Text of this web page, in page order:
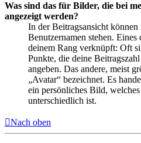
Was sind das für Bilder, die bei
angezeigt werden?
In der Beitragsansicht
Benutzernamen stehen.
deinem Rang verknüpft: Oft
Punkte, die deine
angeben. Das andere, meist
„Avatar“ bezeichnet. Es
ein persönliches Bild,
unterschiedlich ist.
Nach oben